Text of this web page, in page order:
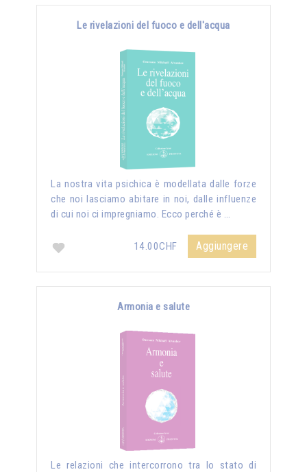
Le rivelazioni del fuoco e dell'acqua
La nostra vita psichica è modellata dalle forze
che noi lasciamo abitare in noi, dalle influenze
di cui noi ci impregniamo. Ecco perché è …
14.00CHF Aggiungere
Armonia e salute
Le relazioni che intercorrono tra lo stato di